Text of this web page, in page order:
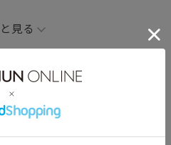
カジュアルコーデ
イエベ春 ノーマル
/セーター カーディガン
ダーバッグ
GIX65020 2510対象商品
見る
ング